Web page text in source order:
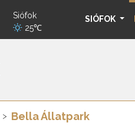
Siófok
25℃
SIÓFOK
Bella Állatpark